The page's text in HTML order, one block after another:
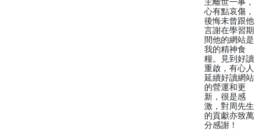
心有點哀傷，
後悔未曾跟他
言謝在學習期
間他的網站是
我的精神食
糧。見到好讀
重啟，有心人
延續好讀網站
的營運和更
新，很是感
激，對周先生
的貢獻亦致萬
分感謝！